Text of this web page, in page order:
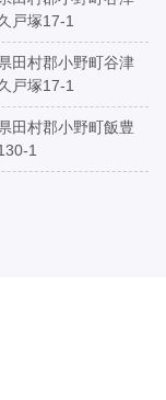
戸塚17-1
田村郡小野町谷津
戸塚17-1
田村郡小野町飯豊
1